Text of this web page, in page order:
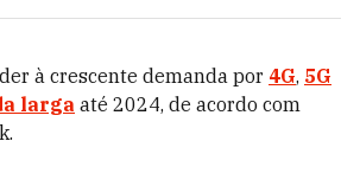
à crescente demanda por 4G, 5G
larga até 2024, de acordo com